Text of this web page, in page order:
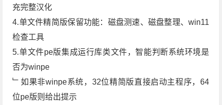
充完整汉化
4.单文件精简版保留功能：磁盘测速、磁盘整理、win11
检查工具
5.单文件pe版集成运行库类文件，智能判断系统环境是
否为winpe
﹂如果非winpe系统，32位精简版直接启动主程序，64
位pe版则给出提示